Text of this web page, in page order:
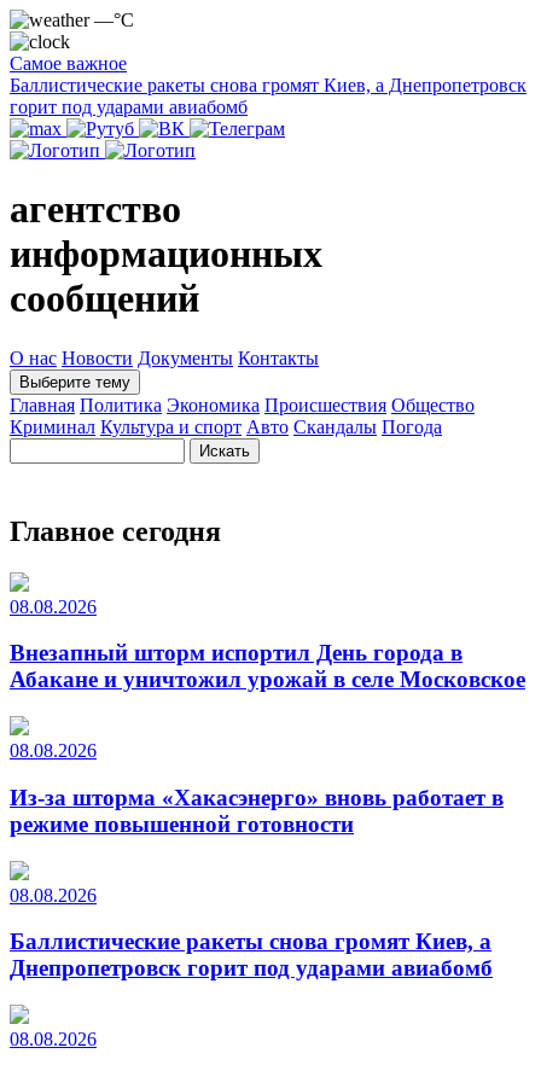
—°C
Самое важное
Баллистические ракеты снова громят Киев, а Днепропетровск
горит под ударами авиабомб
агентство
информационных
сообщений
О нас Новости Документы Контакты
Выберите тему
Главная Политика Экономика Происшествия Общество
Криминал Культура и спорт Авто Скандалы Погода
Главное сегодня
08.08.2026
Внезапный шторм испортил День города в
Абакане и уничтожил урожай в селе Московское
08.08.2026
Из-за шторма «Хакасэнерго» вновь работает в
режиме повышенной готовности
08.08.2026
Баллистические ракеты снова громят Киев, а
Днепропетровск горит под ударами авиабомб
08.08.2026